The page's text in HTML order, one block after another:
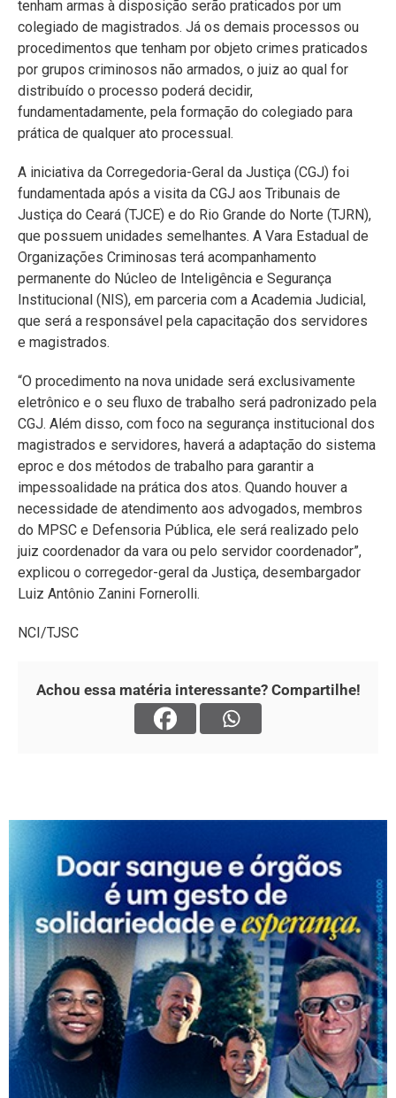
tenham armas à disposição serão praticados por um
colegiado de magistrados. Já os demais processos ou
procedimentos que tenham por objeto crimes praticados
por grupos criminosos não armados, o juiz ao qual for
distribuído o processo poderá decidir,
fundamentadamente, pela formação do colegiado para
prática de qualquer ato processual.
A iniciativa da Corregedoria-Geral da Justiça (CGJ) foi
fundamentada após a visita da CGJ aos Tribunais de
Justiça do Ceará (TJCE) e do Rio Grande do Norte (TJRN),
que possuem unidades semelhantes. A Vara Estadual de
Organizações Criminosas terá acompanhamento
permanente do Núcleo de Inteligência e Segurança
Institucional (NIS), em parceria com a Academia Judicial,
que será a responsável pela capacitação dos servidores
e magistrados.
“O procedimento na nova unidade será exclusivamente
eletrônico e o seu fluxo de trabalho será padronizado pela
CGJ. Além disso, com foco na segurança institucional dos
magistrados e servidores, haverá a adaptação do sistema
eproc e dos métodos de trabalho para garantir a
impessoalidade na prática dos atos. Quando houver a
necessidade de atendimento aos advogados, membros
do MPSC e Defensoria Pública, ele será realizado pelo
juiz coordenador da vara ou pelo servidor coordenador”,
explicou o corregedor-geral da Justiça, desembargador
Luiz Antônio Zanini Fornerolli.
NCI/TJSC
Achou essa matéria interessante? Compartilhe!